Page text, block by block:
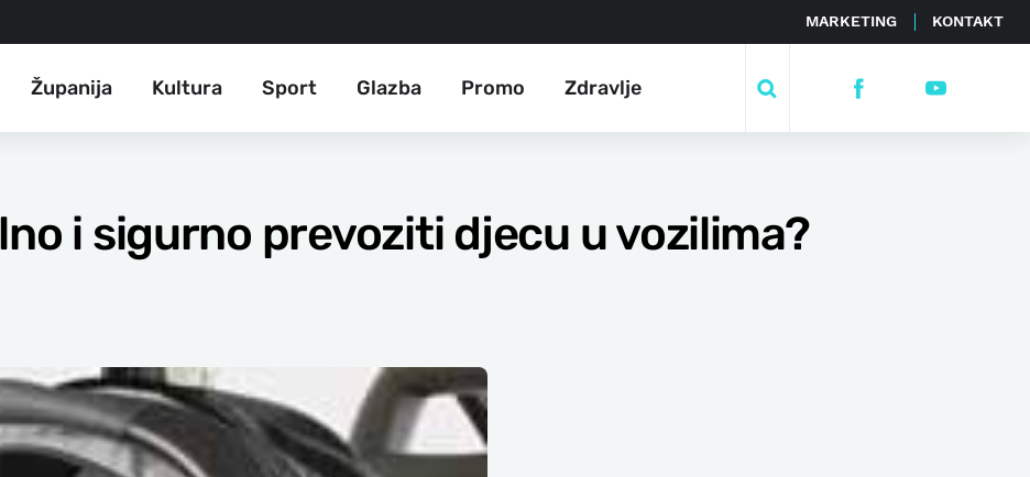
MARKETING KONTAKT
Županija Kultura Sport Glazba Promo Zdravlje
i sigurno prevoziti djecu u vozilima?